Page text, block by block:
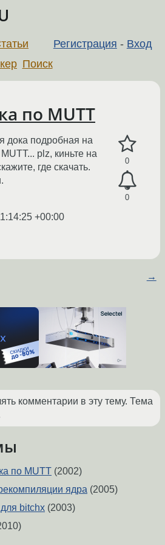
Регистрация - Вход
Поиск
по MUTT
0
0
дока подробная на
plz, киньте на
где скачать.
+00:00
→
комментарии в эту тему. Тема
по MUTT (2002)
ядра (2005)
для bitchx (2003)